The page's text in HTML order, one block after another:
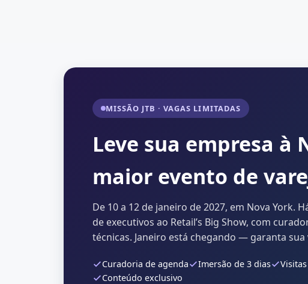
MISSÃO JTB · VAGAS LIMITADAS
Leve sua empresa à
maior evento de
De 10 a 12 de janeiro de 2027, em Nova York.
de executivos ao Retail’s Big Show, com
técnicas. Janeiro está chegando — garanta sua
Curadoria de agenda Imersão de 3 dias
Conteúdo exclusivo